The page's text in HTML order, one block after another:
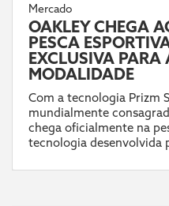
Mercado
OAKLEY CHEGA
PESCA
EXCLUSIVA PARA
MODALIDADE
Com a tecnologia Prizm
mundialmente
chega oficialmente na
tecnologia desenvolvida